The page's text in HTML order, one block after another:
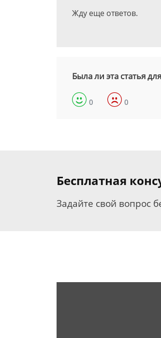
Жду еще ответов.
Была ли эта статья
0 0
Бесплатная
Задайте свой вопрос